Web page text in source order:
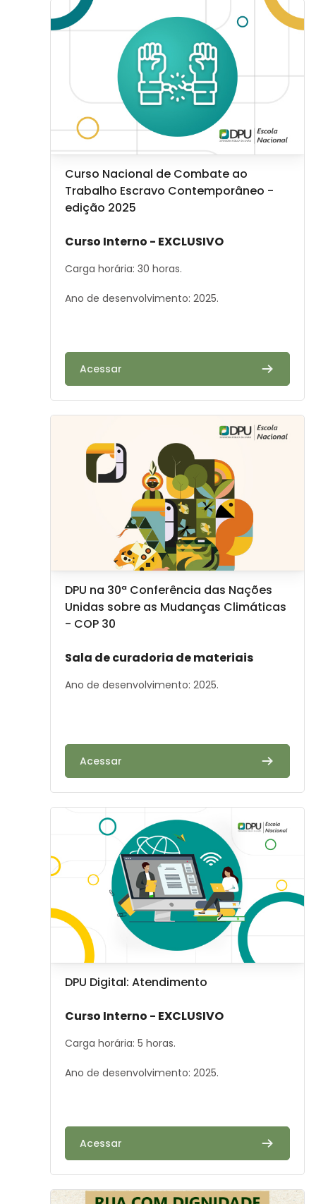
Image de cours" Curso Nacional de Combate ao
Image de cours
Nom du cours
Curso Nacional de Combate ao
Trabalho Escravo Contemporâneo -
edição 2025
Curso Interno - EXCLUSIVO
Carga horária: 30 horas.
Ano de desenvolvimento: 2025.
Acessar
Image de cours" DPU na 30ª Conferência das
Image de cours
Nom du cours
DPU na 30ª Conferência das Nações
Unidas sobre as Mudanças Climáticas
- COP 30
Sala de curadoria de materiais
Ano de desenvolvimento: 2025.
Acessar
Image de cours" DPU Digital: Atendimento
Image de cours
Nom du cours
DPU Digital: Atendimento
Curso Interno - EXCLUSIVO
Carga horária: 5 horas.
Ano de desenvolvimento: 2025.
Acessar
Image de cours" Rua com Dignidade - Promoção e